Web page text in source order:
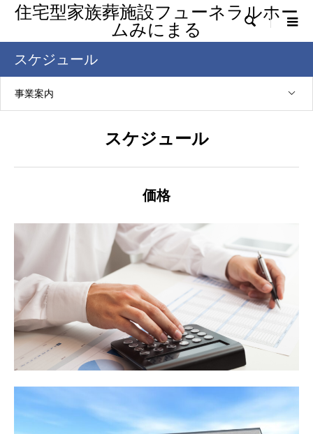
住宅型家族葬施設フューネラルホー
ムみにまる

スケジュール
事業案内
スケジュール
価格